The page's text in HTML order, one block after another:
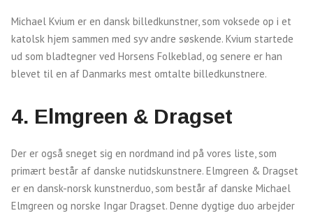
Michael Kvium er en dansk billedkunstner, som voksede op i et
katolsk hjem sammen med syv andre søskende. Kvium startede
ud som bladtegner ved Horsens Folkeblad, og senere er han
blevet til en af Danmarks mest omtalte billedkunstnere.
4. Elmgreen & Dragset
Der er også sneget sig en nordmand ind på vores liste, som
primært består af danske nutidskunstnere. Elmgreen & Dragset
er en dansk-norsk kunstnerduo, som består af danske Michael
Elmgreen og norske Ingar Dragset. Denne dygtige duo arbejder